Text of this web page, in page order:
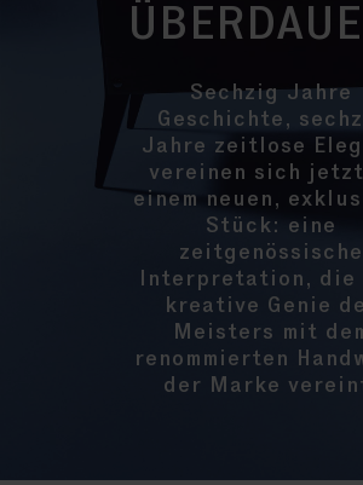
Sechzig Jahre
Geschichte,
Jahre zeitlose
vereinen sich
einem neuen,
Stück: eine
zeitgenössische
Interpretation, die
kreative Genie
Meisters mit
renommierten
der Marke